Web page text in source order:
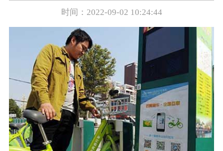
时间：2022-09-02 10:24:44